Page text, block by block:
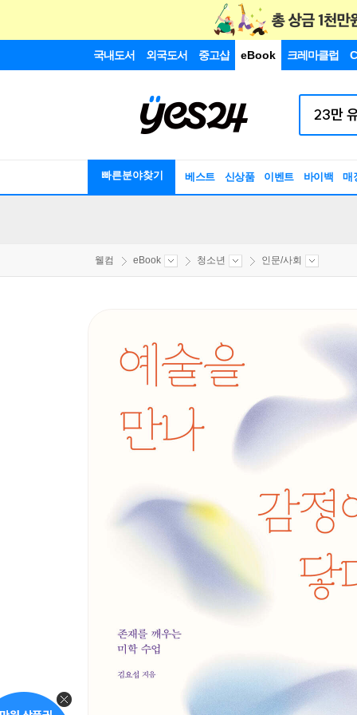
국내도서 외국도서 중고샵 eBook 크레마클럽
빠른분야찾기 베스트 신상품 이벤트 바이백 매
웰컴 eBook 청소년 인문/사회